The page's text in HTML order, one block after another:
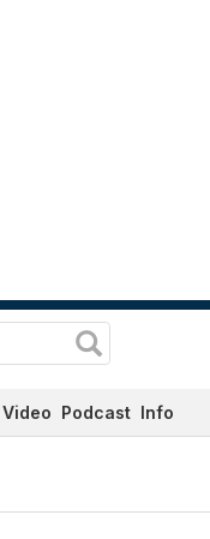
Video Podcast Info